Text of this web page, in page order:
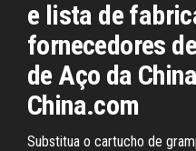
e lista de
fornecedores
de Aço da
China.com
Substitua o cartucho de